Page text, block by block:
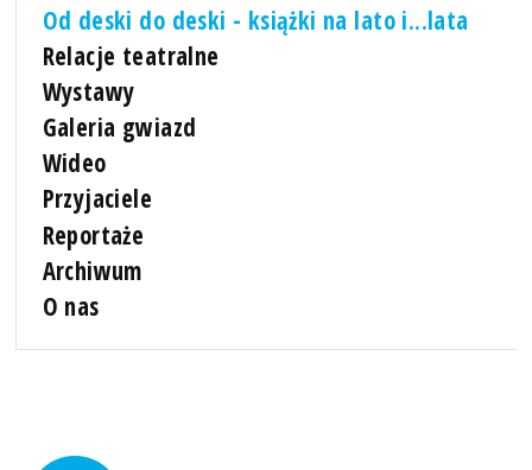
Od deski do deski - książki na lato i...lata
Relacje teatralne
Wystawy
Galeria gwiazd
Wideo
Przyjaciele
Reportaże
Archiwum
O nas